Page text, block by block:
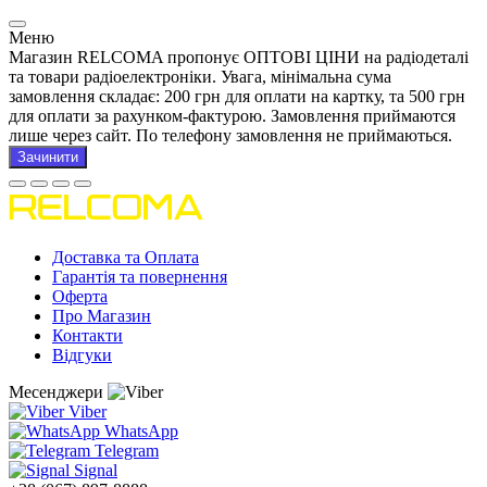
Меню
Магазин RELCOMA пропонує ОПТОВІ ЦІНИ на радіодеталі
та товари радіоелектроніки. Увага, мінімальна сума
замовлення складає: 200 грн для оплати на картку, та 500 грн
для оплати за рахунком-фактурою. Замовлення приймаются
лише через сайт. По телефону замовлення не приймаються.
Зачинити
Доставка та Оплата
Гарантія та повернення
Оферта
Про Магазин
Контакти
Відгуки
Месенджери
Viber
WhatsApp
Telegram
Signal